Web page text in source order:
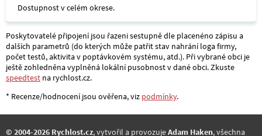
Dostupnost v celém okrese.
Poskytovatelé připojení jsou řazeni sestupně dle placenéno zápisu a
dalších parametrů (do kterých může patřit stav nahrání loga firmy,
počet testů, aktivita v poptávkovém systému, atd.). Při vybrané obci je
ještě zohledněna vyplněná lokální pusobnost v dané obci. Zkuste
speedtest na rychlost.cz.
* Recenze/hodnocení jsou ověřena, viz podmínky.
© 2004-2026 Rychlost.cz, vytvořil a provozujeAdam Haken, všechna